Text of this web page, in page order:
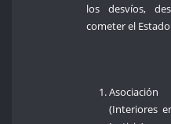
los desvíos,
cometer el
(Interiores